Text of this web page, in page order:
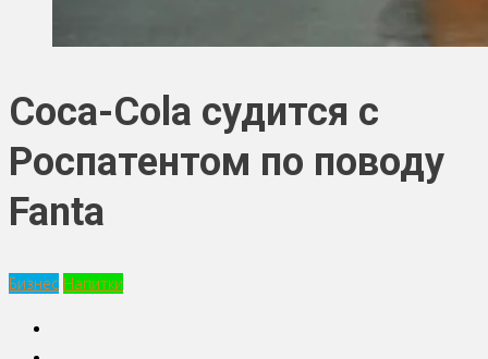
Coca-Cola судится с
Роспатентом по поводу
Fanta
Бизнес Напитки